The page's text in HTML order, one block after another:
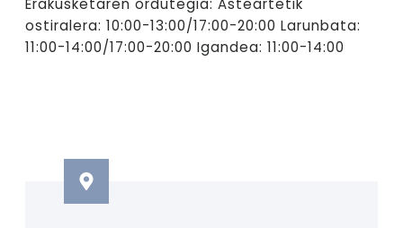
Erakusketaren ordutegia: Asteartetik
ostiralera: 10:00-13:00/17:00-20:00 Larunbata:
11:00-14:00/17:00-20:00 Igandea: 11:00-14:00